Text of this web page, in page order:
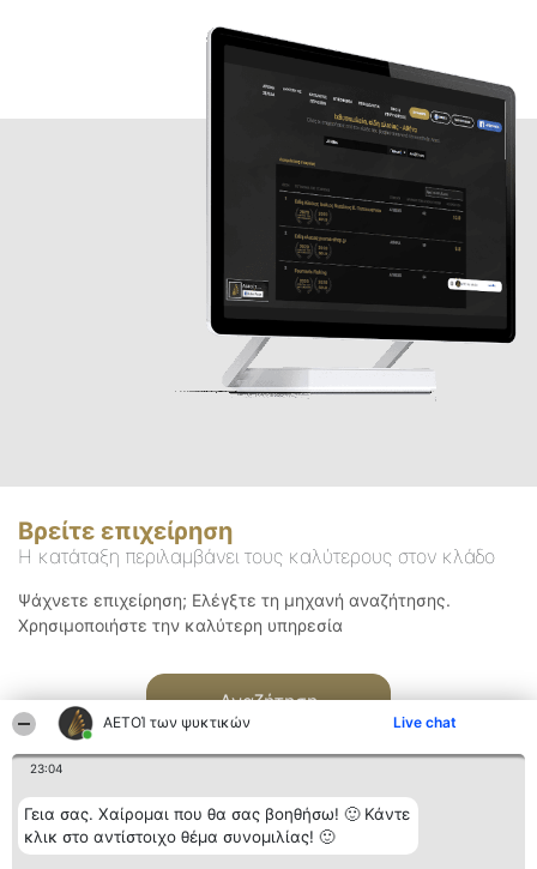
ΑΕΤΟΊ των ψυκτικών Live chat
23:04
Γεια σας. Χαίρομαι που θα σας βοηθήσω! 🙂 Κάντε
κλικ στο αντίστοιχο θέμα συνομιλίας! 🙂
Βρείτε επιχείρηση
Η κατάταξη περιλαμβάνει τους καλύτερους στον κλάδο
Ψάχνετε επιχείρηση; Ελέγξτε τη μηχανή αναζήτησης.
Χρησιμοποιήστε την καλύτερη υπηρεσία
Αναζήτηση